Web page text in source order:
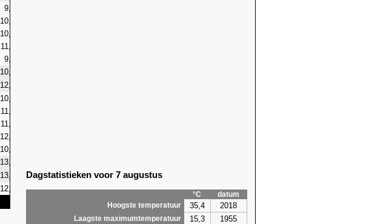
9,9 (1934)
10,8 (1934)
10,7 (1983)
11,4 (2018)
9,5 (2018)
10,5 (1968)
12,0 (1968)
10,2 (1971)
11,6 (2019)
11,0 (2003)
12,1 (2007)
10,6 (1994)
13,1 (2000)
13,0 (1993) 2,9 (1919)
19,0 (1993)
12,3 (1993) 3,9 (1945)
19,5 (1993)
Dagstatistieken voor 7 augustus
°C
datum
Hoogste temperatuur
35,4 2018
Laagste maximumtemperatuur 15,3 1955